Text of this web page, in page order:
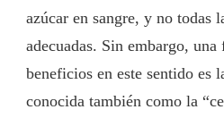
azúcar en sangre, y no todas
adecuadas. Sin embargo,
beneficios en este sentido es
conocida también como la